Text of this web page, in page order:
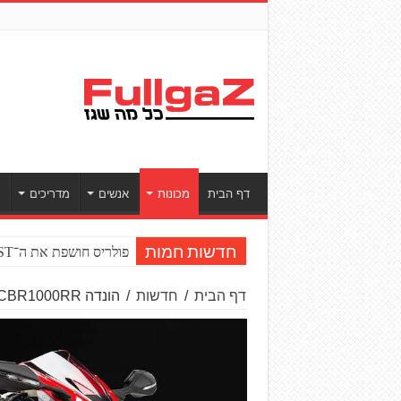
דף הבית מכונות אנשים מדריכים
חדשות חמות פולריס חושפת את ה־RZR PRO R BOOST טורבו
דף הבית / חדשות / הונדה CBR1000RR לשנת 2020 – יותר כוח, יותר מוח